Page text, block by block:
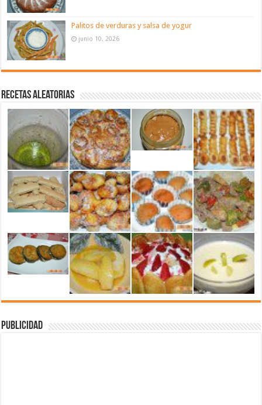
Palitos de verduras y salsa de yogur
junio 10, 2026
Recetas aleatorias
Publicidad